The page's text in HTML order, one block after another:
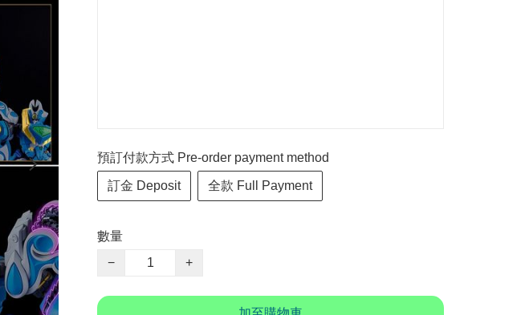
預訂付款方式 Pre-order payment method
訂金 Deposit 全款 Full Payment
數量
−
+